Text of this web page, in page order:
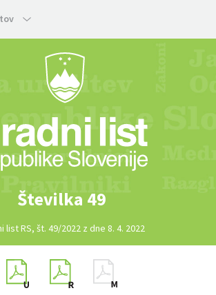
Številka 49
list RS, št. 49/2022 z dne 8. 4. 2022